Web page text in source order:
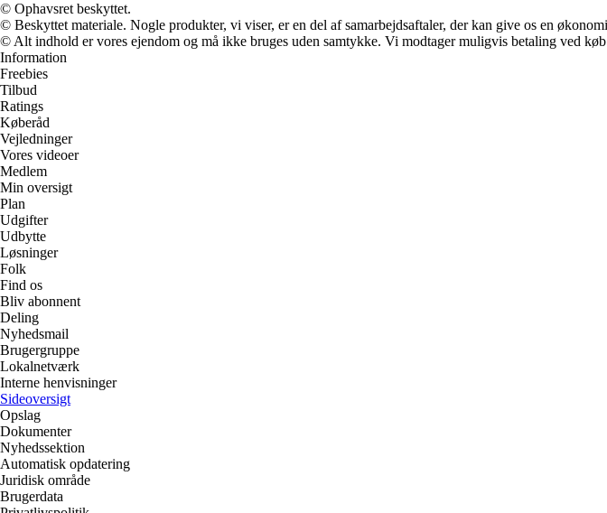
© Ophavsret beskyttet.
© Beskyttet materiale. Nogle produkter, vi viser, er en del af samarbejdsaftaler, der kan give os en
© Alt indhold er vores ejendom og må ikke bruges uden samtykke. Vi modtager muligvis betaling ved
Information
Freebies
Tilbud
Ratings
Køberåd
Vejledninger
Vores videoer
Medlem
Min oversigt
Plan
Udgifter
Udbytte
Løsninger
Folk
Find os
Bliv abonnent
Deling
Nyhedsmail
Brugergruppe
Lokalnetværk
Interne henvisninger
Sideoversigt
Opslag
Dokumenter
Nyhedssektion
Automatisk opdatering
Juridisk område
Brugerdata